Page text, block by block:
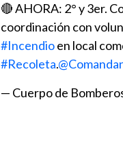
🔴 AHORA: 2° y 3er.
coordinación con
#Incendioen local
#Recoleta.
— Cuerpo de